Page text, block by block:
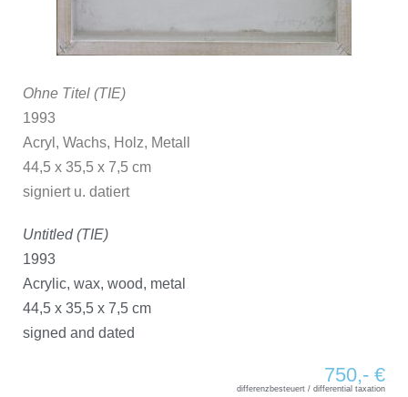
Ohne Titel (TIE)
1993
Acryl, Wachs, Holz, Metall
44,5 x 35,5 x 7,5 cm
signiert u. datiert
Untitled (TIE)
1993
Acrylic, wax, wood, metal
44,5 x 35,5 x 7,5 cm
signed and dated
750,- €
differenzbesteuert / differential taxation